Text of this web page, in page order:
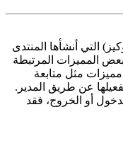
التي أنشأها المنتدى
المميزات المرتبطة
مثل متابعة
عن طريق المدير.
أو الخروج، فقد